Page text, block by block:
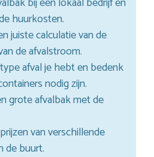
huurkosten.
juiste calculatie van de
de afvalstroom.
afval je hebt en bedenk
nodig zijn.
grote afvalbak met de
van verschillende
de buurt.